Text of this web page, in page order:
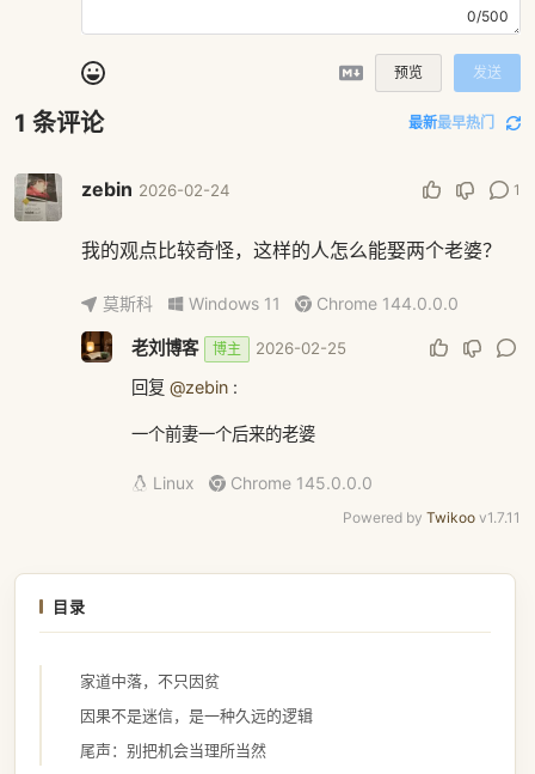
0/500
预览 发送
1 条评论 最新最早热门
zebin 2026-02-24 1
我的观点比较奇怪，这样的人怎么能娶两个老婆？
莫斯科 Windows 11 Chrome 144.0.0.0
老刘博客 博主 2026-02-25
回复 @zebin:
一个前妻一个后来的老婆
Linux Chrome 145.0.0.0
Powered by Twikoo v1.7.11
目录
家道中落，不只因贫
因果不是迷信，是一种久远的逻辑
尾声：别把机会当理所当然